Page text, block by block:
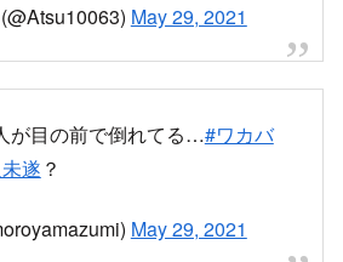
なpic.twitter.com/Ysj3R9f0SC
遂？